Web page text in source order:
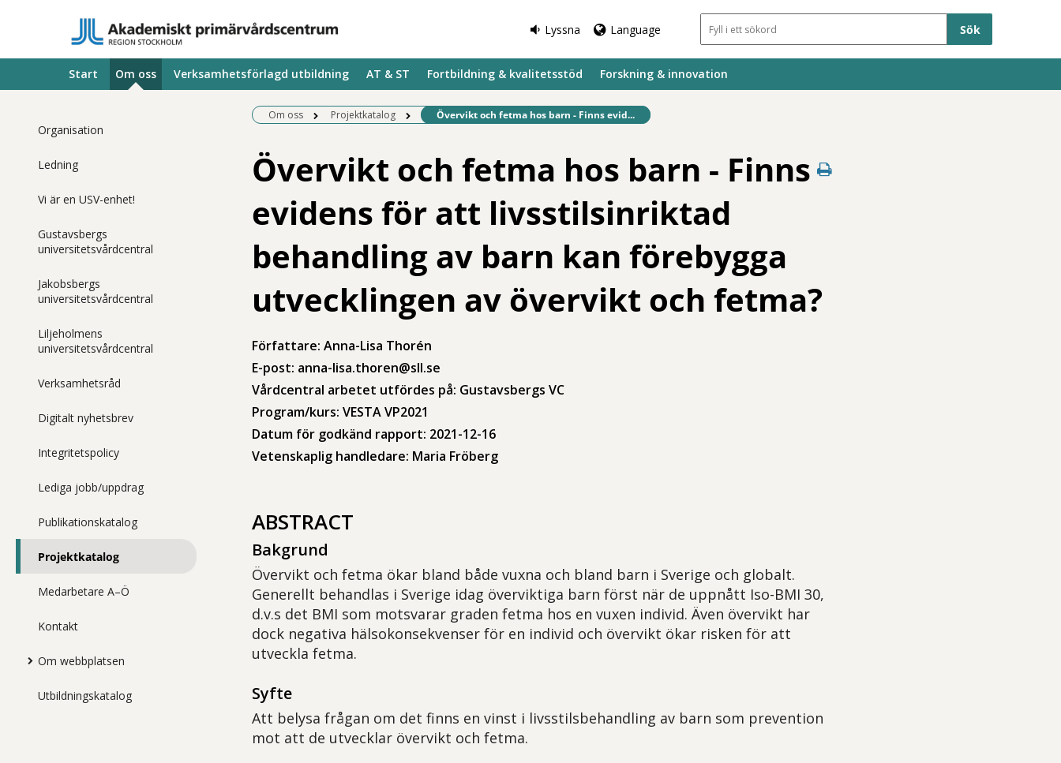
Lyssna Language Sökfält
Start Om oss Verksamhetsförlagd utbildning AT & ST Fortbildning & kvalitetsstöd Forskning & innovation
Organisation
Ledning
Vi är en USV-enhet!
Gustavsbergs
universitetsvårdcentral
Jakobsbergs
universitetsvårdcentral
Liljeholmens
universitetsvårdcentral
Verksamhetsråd
Digitalt nyhetsbrev
Integritetspolicy
Lediga jobb/uppdrag
Publikationskatalog
Projektkatalog
Medarbetare A–Ö
Kontakt
Om webbplatsen
Utbildningskatalog
Om oss Projektkatalog Befintlig sida:
Övervikt och fetma hos barn - Finns evid...
Övervikt och fetma hos barn - Finns
evidens för att livsstilsinriktad
behandling av barn kan förebygga
utvecklingen av övervikt och fetma?
Författare: Anna-Lisa Thorén
E-post: anna-lisa.thoren@sll.se
Vårdcentral arbetet utfördes på: Gustavsbergs VC
Program/kurs: VESTA VP2021
Datum för godkänd rapport: 2021-12-16
Vetenskaplig handledare: Maria Fröberg
ABSTRACT
Bakgrund
Övervikt och fetma ökar bland både vuxna och bland barn i Sverige och globalt.
Generellt behandlas i Sverige idag överviktiga barn först när de uppnått Iso-BMI 30,
d.v.s det BMI som motsvarar graden fetma hos en vuxen individ. Även övervikt har
dock negativa hälsokonsekvenser för en individ och övervikt ökar risken för att
utveckla fetma.
Syfte
Att belysa frågan om det finns en vinst i livsstilsbehandling av barn som prevention
mot att de utvecklar övervikt och fetma.